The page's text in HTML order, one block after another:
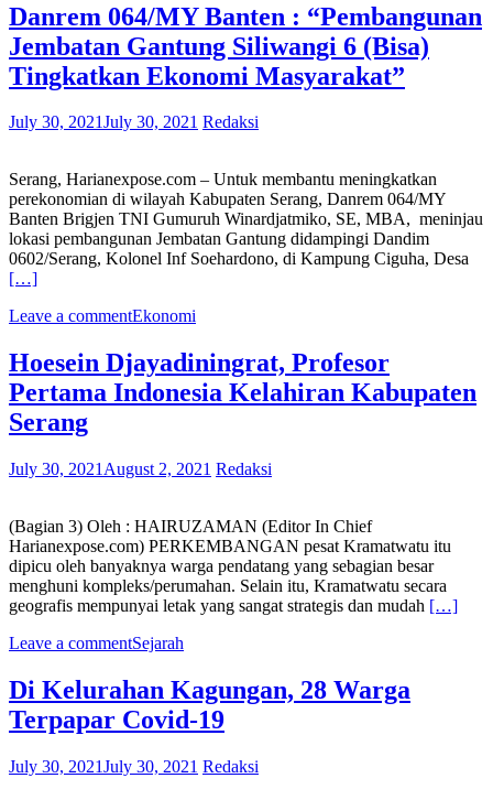
Danrem 064/MY Banten : “Pembangunan
Jembatan Gantung Siliwangi 6 (Bisa)
Tingkatkan Ekonomi Masyarakat”
July 30, 2021July 30, 2021 Redaksi
Serang, Harianexpose.com – Untuk membantu meningkatkan
perekonomian di wilayah Kabupaten Serang, Danrem 064/MY
Banten Brigjen TNI Gumuruh Winardjatmiko, SE, MBA, meninjau
lokasi pembangunan Jembatan Gantung didampingi Dandim
0602/Serang, Kolonel Inf Soehardono, di Kampung Ciguha, Desa
[…]
Leave a commentEkonomi
Hoesein Djayadiningrat, Profesor
Pertama Indonesia Kelahiran Kabupaten
Serang
July 30, 2021 August 2, 2021 Redaksi
(Bagian 3) Oleh : HAIRUZAMAN (Editor In Chief
Harianexpose.com) PERKEMBANGAN pesat Kramatwatu itu
dipicu oleh banyaknya warga pendatang yang sebagian besar
menghuni kompleks/perumahan. Selain itu, Kramatwatu secara
geografis mempunyai letak yang sangat strategis dan mudah […]
Leave a commentSejarah
Di Kelurahan Kagungan, 28 Warga
Terpapar Covid-19
July 30, 2021July 30, 2021 Redaksi